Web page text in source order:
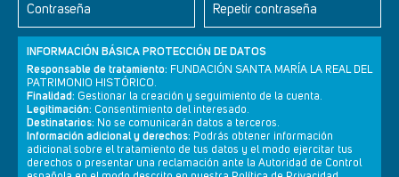
Contraseña Repetir contraseña
INFORMACIÓN BÁSICA PROTECCIÓN DE DATOS
Responsable de tratamiento: FUNDACIÓN SANTA MARÍA LA REAL DEL
PATRIMONIO HISTÓRICO.
Finalidad: Gestionar la creación y seguimiento de la cuenta.
Legitimación: Consentimiento del interesado.
Destinatarios: No se comunicarán datos a terceros.
Información adicional y derechos: Podrás obtener información
adicional sobre el tratamiento de tus datos y el modo ejercitar tus
derechos o presentar una reclamación ante la Autoridad de Control
Newsletter Aviso legal Política de privacidad Política de cookies